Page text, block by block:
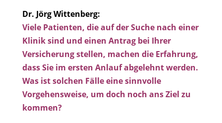
Dr. Jörg Wittenberg:
Viele Patienten, die auf der Suche nach einer
Klinik sind und einen Antrag bei Ihrer
Versicherung stellen, machen die Erfahrung,
dass Sie im ersten Anlauf abgelehnt werden.
Was ist solchen Fälle eine sinnvolle
Vorgehensweise, um doch noch ans Ziel zu
kommen?